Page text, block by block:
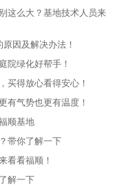
这么大？基地技术人员来
因及解决办法！
院绿化好帮手！
买得放心看得安心！
有气势也更有温度！
顺基地
带你了解一下
看看福顺！
解一下